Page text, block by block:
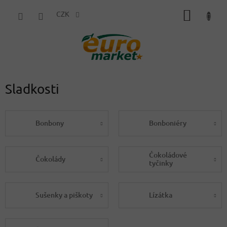
CZK
Sladkosti
Bonbony Bonboniéry
Čokolády
Čokoládové
tyčinky
Sušenky a piškoty Lízátka